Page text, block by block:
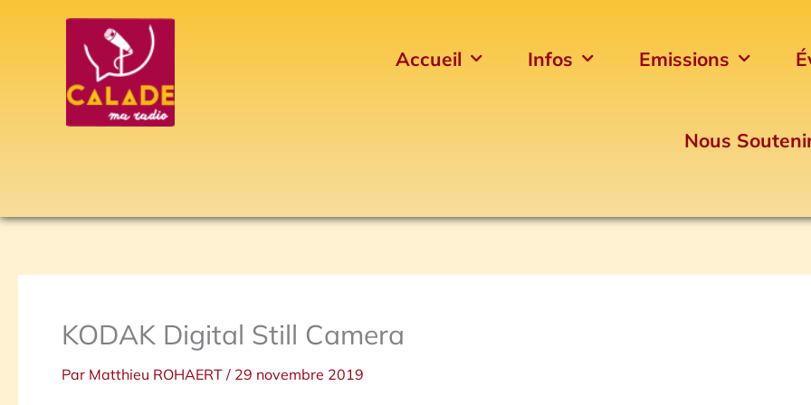
Accueil Infos Emissions
Nous
KODAK Digital Still Camera
Par Matthieu ROHAERT / 29 novembre 2019